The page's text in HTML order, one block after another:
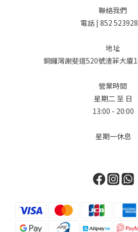
聯絡我們
電話 | 852
地址
銅鑼灣謝斐道520號渣菲大廈
營業時間
星期二 至 日
13:00 - 20:00
星期一休息